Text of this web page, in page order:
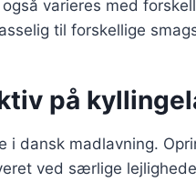
varieres med
til forskellige
på
i dansk madlavning.
ved særlige